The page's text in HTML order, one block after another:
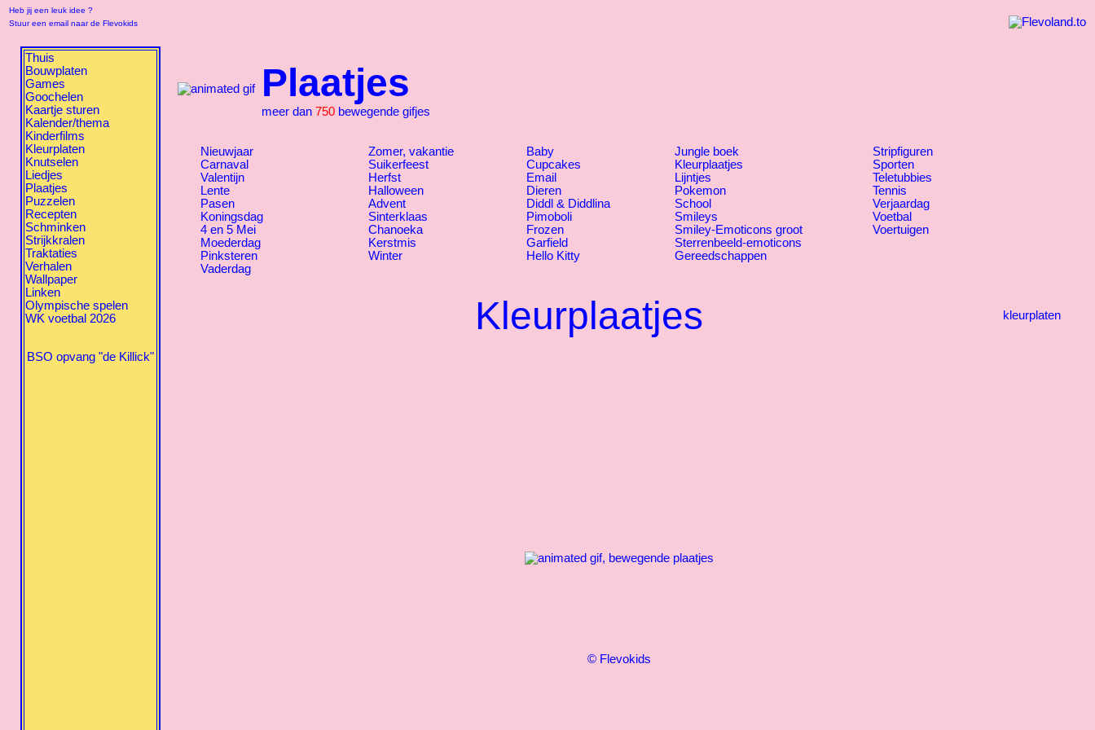
Heb jij een leuk idee ?
Stuur een email naar de Flevokids
Thuis
Bouwplaten
Games
Goochelen
Kaartje sturen
Kalender/thema
Kinderfilms
Kleurplaten
Knutselen
Liedjes
Plaatjes
Puzzelen
Recepten
Schminken
Strijkkralen
Traktaties
Verhalen
Wallpaper
Linken
Olympische spelen
WK voetbal 2026
BSO opvang "de Killick"
Plaatjes
meer dan 750 bewegende gifjes
Nieuwjaar
Carnaval
Valentijn
Lente
Pasen
Koningsdag
4 en 5 Mei
Moederdag
Pinksteren
Vaderdag
Zomer, vakantie
Suikerfeest
Herfst
Halloween
Advent
Sinterklaas
Chanoeka
Kerstmis
Winter
Baby
Cupcakes
Email
Dieren
Diddl & Diddlina
Pimoboli
Frozen
Garfield
Hello Kitty
Jungle boek
Kleurplaatjes
Lijntjes
Pokemon
School
Smileys
Smiley-Emoticons groot
Sterrenbeeld-emoticons
Gereedschappen
Stripfiguren
Sporten
Teletubbies
Tennis
Verjaardag
Voetbal
Voertuigen
Kleurplaatjes kleurplaten
© Flevokids